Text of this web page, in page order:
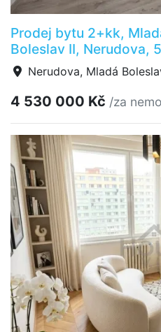
Prodej bytu 2+kk,
Boleslav II, Nerudova,
Nerudova, Mladá
4 530 000 Kč /za